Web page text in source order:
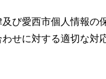
び愛西市個人情報
せに対する適切な対